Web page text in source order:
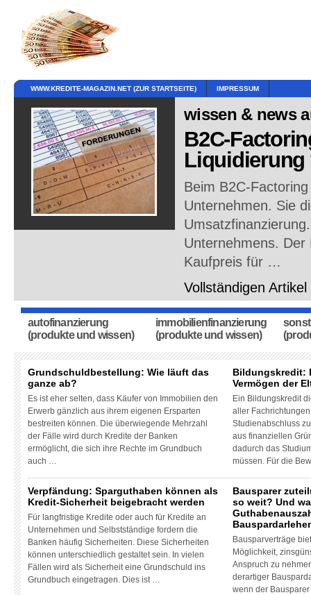
WWW.KREDITE-MAGAZIN.NET (ZUR STARTSEITE) IMPRESSUM
wissen & news
B2C-
Liquidierung
Beim B2C-
Unternehmen. Sie
Unternehmens.
Kaufpreis für …
Vollständigen
autofinanzierung
(produkte und wissen)
immobilienfinanzierung
(produkte und wissen)
Grundschuldbestellung: Wie läuft das
ganze ab?
Es ist eher selten, dass Käufer von Immobilien den
Erwerb gänzlich aus ihrem eigenen Ersparten
bestreiten können. Die überwiegende Mehrzahl
der Fälle wird durch Kredite der Banken
ermöglicht, die sich ihre Rechte im Grundbuch
auch …
Bildungskredit:
Vermögen der
Ein Bildungskredit
aller
Studienabschluss
aus finanziellen
dadurch das
müssen. Für die
Verpfändung: Sparguthaben können als
Kredit-Sicherheit beigebracht werden
Für langfristige Kredite oder auch für Kredite an
Unternehmen und Selbstständige fordern die
Banken häufig Sicherheiten. Diese Sicherheiten
können unterschiedlich gestaltet sein. In vielen
Fällen wird als Sicherheit eine Grundschuld ins
Grundbuch eingetragen. Dies ist …
Bausparer
so weit? Und
Bausparverträge
Möglichkeit,
Anspruch zu
derartiger
wenn der